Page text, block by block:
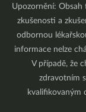
Upozornění:
zkušenosti a
odbornou
informace nelze
V případě, že
zdravotním
kvalifikovaným